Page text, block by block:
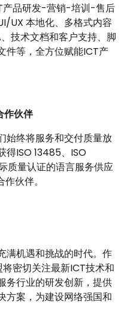
产品研发-营销-培训-售后
UX 本地化、多格式内容
技术文档和客户支持、脚
件等，全方位赋能ICT产
作伙伴
始终将服务和交付质量放
得ISO 13485、ISO
质量认证的语言服务供应
伙伴。
满机遇和挑战的时代。作
密切关注最新ICT技术和
务行业的研发创新，提供
方案，为建设网络强国和